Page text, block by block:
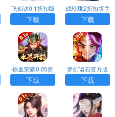
飞仙诀0.1折扣版
手游下载
下载
战玲珑2折扣版手
游下载
下载
铁血荣耀0.05折
扣版手游下载
下载
梦幻诸石官方版
游戏下载
下载